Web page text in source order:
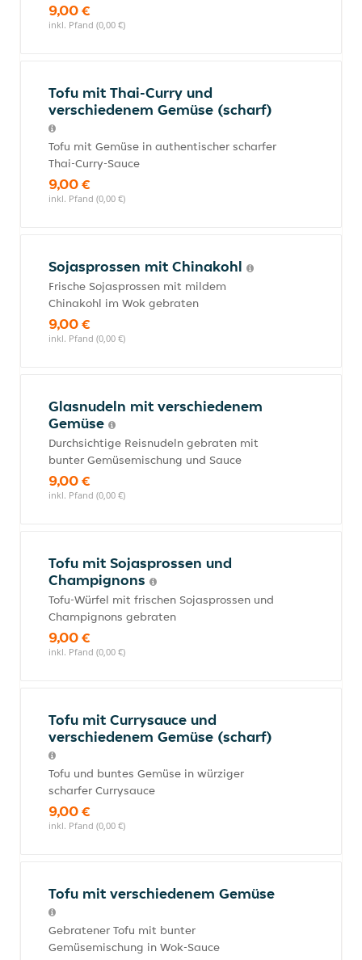
9,00 €
inkl. Pfand (0,00 €)
Tofu mit Thai-Curry und
verschiedenem Gemüse (scharf)
Tofu mit Gemüse in authentischer scharfer
Thai-Curry-Sauce
9,00 €
inkl. Pfand (0,00 €)
Sojasprossen mit Chinakohl
Frische Sojasprossen mit mildem
Chinakohl im Wok gebraten
9,00 €
inkl. Pfand (0,00 €)
Glasnudeln mit verschiedenem
Gemüse
Durchsichtige Reisnudeln gebraten mit
bunter Gemüsemischung und Sauce
9,00 €
inkl. Pfand (0,00 €)
Tofu mit Sojasprossen und
Champignons
Tofu-Würfel mit frischen Sojasprossen und
Champignons gebraten
9,00 €
inkl. Pfand (0,00 €)
Tofu mit Currysauce und
verschiedenem Gemüse (scharf)
Tofu und buntes Gemüse in würziger
scharfer Currysauce
9,00 €
inkl. Pfand (0,00 €)
Tofu mit verschiedenem Gemüse
Gebratener Tofu mit bunter
Gemüsemischung in Wok-Sauce